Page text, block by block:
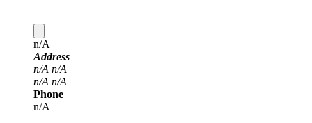
n/A
Address
n/A n/A
n/A n/A
Phone
n/A